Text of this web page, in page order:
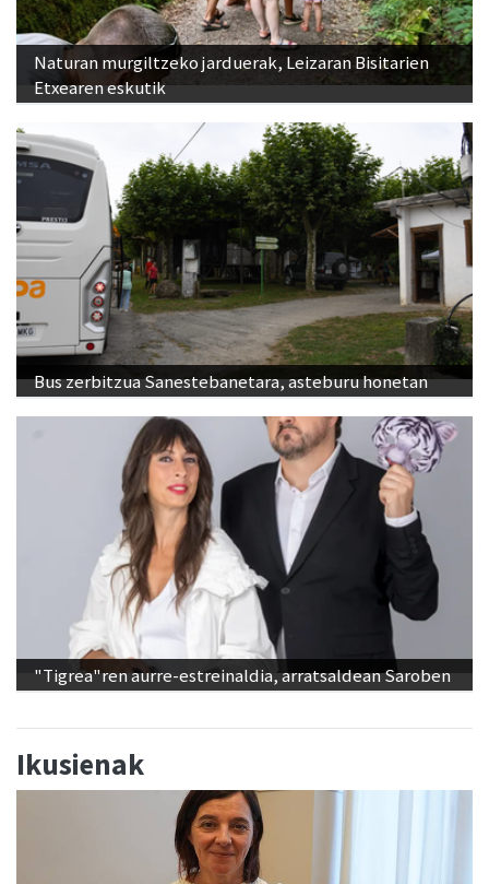
Naturan murgiltzeko jarduerak, Leizaran Bisitarien
Etxearen eskutik
Bus zerbitzua Sanestebanetara, asteburu honetan
"Tigrea"ren aurre-estreinaldia, arratsaldean Saroben
Ikusienak